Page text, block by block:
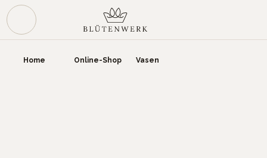
Zum Hauptinhalt springen
Home Online-Shop Vasen